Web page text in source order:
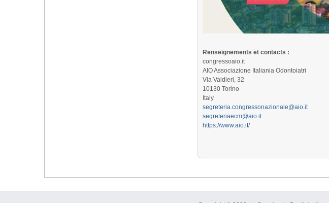
Renseignements et contacts :
congressoaio.it
AIO Associazione Italiania Odontoiatri
Via Valdieri, 32
10130 Torino
Italy
segreteria.congressonazionale@aio.it
segreteriaecm@aio.it
https://www.aio.it/